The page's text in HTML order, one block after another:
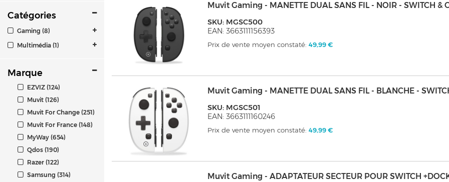
Catégories
Gaming (8)
Multimédia (1)
Marque
EZVIZ (124)
Muvit (126)
Muvit For Change (251)
Muvit For France (148)
MyWay (654)
Qdos (190)
Razer (122)
Samsung (314)
Muvit Gaming - MANETTE DUAL SANS FIL - NOIR - SWITCH &
SKU: MGSC500
EAN: 3663111156393
Prix de vente moyen constaté:49,99 €
Muvit Gaming - MANETTE DUAL SANS FIL - BLANCHE -
SKU: MGSC501
EAN: 3663111160246
Prix de vente moyen constaté:49,99 €
Muvit Gaming - ADAPTATEUR SECTEUR POUR SWITCH